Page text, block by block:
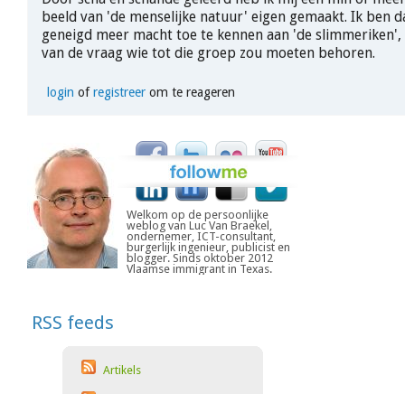
beeld van 'de menselijke natuur' eigen gemaakt. Ik ben
geneigd meer macht toe te kennen aan 'de
van de vraag wie tot die groep zou moeten behoren.
login ofregistreerom te reageren
Welkom op de persoonlijke
weblog van Luc Van Braekel,
ondernemer, ICT-consultant,
burgerlijk ingenieur, publicist en
blogger. Sinds oktober 2012
Vlaamse immigrant in Texas.
RSS feeds
Artikels